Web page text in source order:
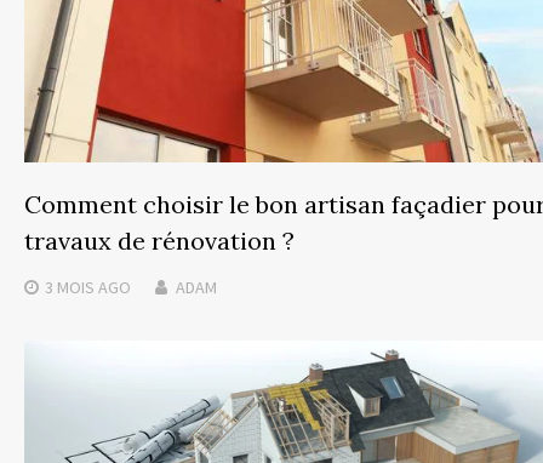
Comment choisir le bon artisan façadier
travaux de rénovation ?
3 MOIS AGO ADAM